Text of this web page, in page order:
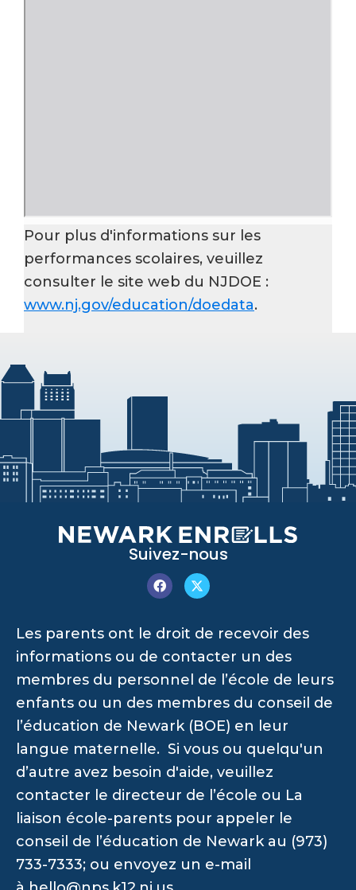
Pour plus d'informations sur les
performances scolaires, veuillez
consulter le site web du NJDOE :
www.nj.gov/education/doedata.
Suivez-nous
Les parents ont le droit de recevoir des
informations ou de contacter un des
membres du personnel de l’école de leurs
enfants ou un des membres du conseil de
l’éducation de Newark (BOE) en leur
langue maternelle. Si vous ou quelqu'un
d’autre avez besoin d'aide, veuillez
contacter le directeur de l’école ou La
liaison école-parents pour appeler le
conseil de l’éducation de Newark au (973)
733-7333; ou envoyez un e-mail